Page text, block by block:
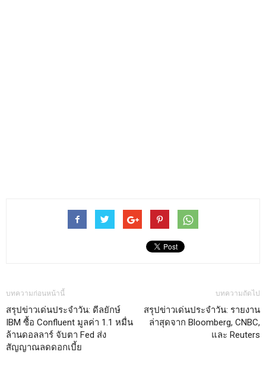
บทความก่อนหน้านี้
สรุปข่าวเด่นประจำวัน: ดีลยักษ์
IBM ซื้อ Confluent มูลค่า 1.1 หมื่น
ล้านดอลลาร์ จับตา Fed ส่ง
สัญญาณลดดอกเบี้ย
บทความถัดไป
สรุปข่าวเด่นประจำวัน: รายงาน
ล่าสุดจาก Bloomberg, CNBC,
และ Reuters